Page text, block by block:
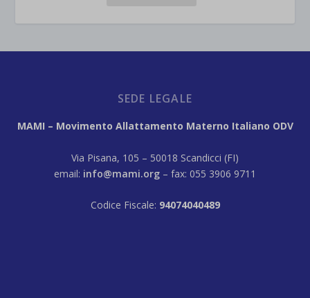
SEDE LEGALE
MAMI – Movimento Allattamento Materno Italiano ODV
Via Pisana, 105 – 50018 Scandicci (FI)
email: info@mami.org – fax: 055 3906 9711
Codice Fiscale: 94074040489